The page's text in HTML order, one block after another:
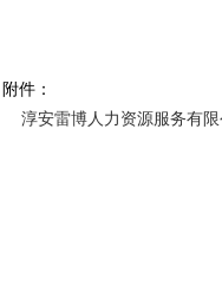
附件：
淳安雷博人力资源服务有